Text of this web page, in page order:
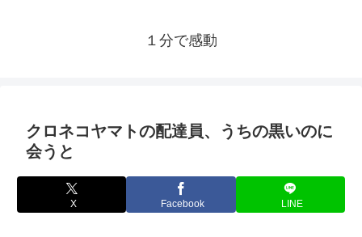
１分で感動
クロネコヤマトの配達員、うちの黒いのに
会うと
X Facebook LINE